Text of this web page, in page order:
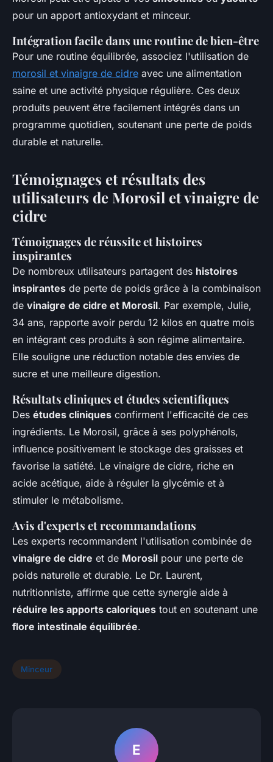
pour un apport antioxydant et minceur.
Intégration facile dans une routine de bien-être
Pour une routine équilibrée, associez l'utilisation de
morosil et vinaigre de cidre avec une alimentation
saine et une activité physique régulière. Ces deux
produits peuvent être facilement intégrés dans un
programme quotidien, soutenant une perte de poids
durable et naturelle.
Témoignages et résultats des
utilisateurs de Morosil et vinaigre de
cidre
Témoignages de réussite et histoires
inspirantes
De nombreux utilisateurs partagent des histoires
inspirantes de perte de poids grâce à la combinaison
de vinaigre de cidre et Morosil. Par exemple, Julie,
34 ans, rapporte avoir perdu 12 kilos en quatre mois
en intégrant ces produits à son régime alimentaire.
Elle souligne une réduction notable des envies de
sucre et une meilleure digestion.
Résultats cliniques et études scientifiques
Des études cliniques confirment l'efficacité de ces
ingrédients. Le Morosil, grâce à ses polyphénols,
influence positivement le stockage des graisses et
favorise la satiété. Le vinaigre de cidre, riche en
acide acétique, aide à réguler la glycémie et à
stimuler le métabolisme.
Avis d'experts et recommandations
Les experts recommandent l'utilisation combinée de
vinaigre de cidre et de Morosil pour une perte de
poids naturelle et durable. Le Dr. Laurent,
nutritionniste, affirme que cette synergie aide à
réduire les apports caloriques tout en soutenant une
flore intestinale équilibrée.
Minceur
E